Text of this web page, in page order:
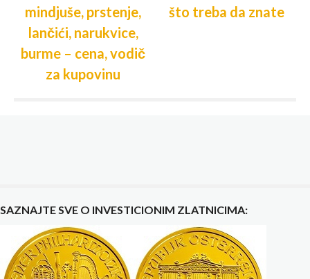
mindjuše, prstenje,
lančići, narukvice,
burme – cena, vodič
za kupovinu
što treba da znate
SAZNAJTE SVE O INVESTICIONIM ZLATNICIMA: